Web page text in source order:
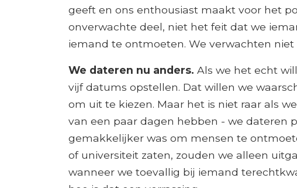
geeft en ons enthousiast maakt voor het
onverwachte deel, niet het feit dat we
iemand te ontmoeten. We verwachten
We dateren nu anders. Als we het echt
vijf datums opstellen. Dat willen we
om uit te kiezen. Maar het is niet raar als
van een paar dagen hebben - we dateren
gemakkelijker was om mensen te
of universiteit zaten, zouden we alleen
wanneer we toevallig bij iemand